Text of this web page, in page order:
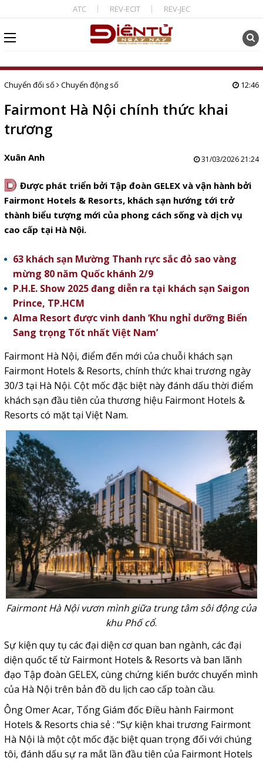
ATC REV-ECIT REV-JEC
Chuyển đổi số Chuyển động số 12:46
Fairmont Hà Nội chính thức khai
trương
Xuân Anh 31/03/2026 21:24
D Được phát triển bởi Tập đoàn GELEX và vận hành bởi
Fairmont Hotels & Resorts, khách sạn hướng tới trở
thành biểu tượng mới của phong cách sống và dịch vụ
cao cấp tại Hà Nội.
63 khách sạn Mường Thanh rực sắc đỏ sao vàng
mừng 80 năm Quốc khánh 2/9
P.H.E. Show 2025 đang diễn ra tại khách sạn Saigon
Prince, TP.HCM
Alma Resort được vinh danh ‘Khu nghỉ dưỡng Biển
Sang trọng Tốt nhất Việt Nam’
Fairmont Hà Nội, điểm đến mới của chuỗi khách sạn
Fairmont Hotels & Resorts, chính thức khai trương ngày
30/3 tại Hà Nội. Cột mốc đặc biệt này đánh dấu thời điểm
khách sạn đầu tiên của thương hiệu Fairmont Hotels &
Resorts có mặt tại Việt Nam.
Fairmont Hà Nội vươn mình giữa trung tâm sôi động của
khu Phố cổ.
Sự kiện quy tụ các đại diện cơ quan ban ngành, các đại
diện quốc tế từ Fairmont Hotels & Resorts và ban lãnh
đạo Tập đoàn GELEX, cùng chứng kiến bước chuyển mình
của Hà Nội trên bản đồ du lịch cao cấp toàn cầu.
Ông Omer Acar, Tổng Giám đốc Điều hành Fairmont
Hotels & Resorts chia sẻ : “Sự kiện khai trương Fairmont
Hà Nội là một cột mốc đặc biệt quan trọng đối với chúng
tôi, đánh dấu sự ra mắt lần đầu tiên của Fairmont Hotels